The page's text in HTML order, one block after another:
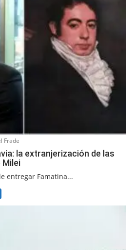
Frade
la extranjerización de las
Milei
entregar Famatina...